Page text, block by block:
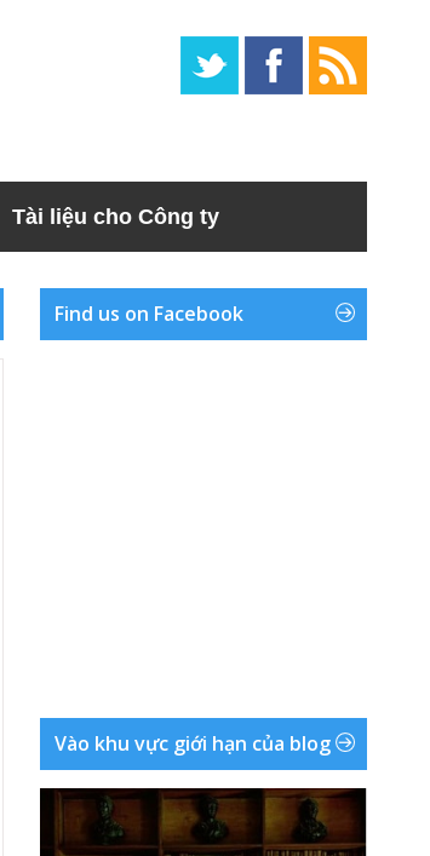
Tài liệu cho Công ty
Find us on Facebook
Vào khu vực giới hạn của blog